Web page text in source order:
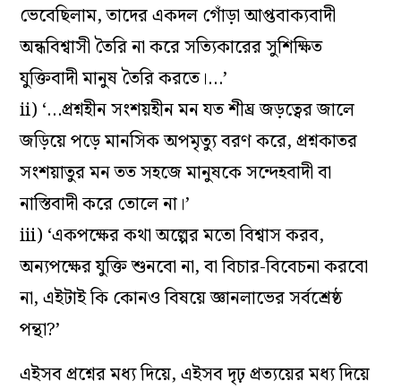
ভেবেছিলাম, তাদের একদল গোঁড়া আপ্তবাক‌্যবাদী
অন্ধবিশ্বাসী তৈরি না করে সত্যিকারের সুশিক্ষিত
যুক্তিবাদী মানুষ তৈরি করতে।…’
ii) ‘…প্রশ্নহীন সংশয়হীন মন যত শীঘ্র জড়ত্বের জালে
জড়িয়ে পড়ে মানসিক অপমৃত্যু বরণ করে, প্রশ্নকাতর
সংশয়াতুর মন তত সহজে মানুষকে সন্দেহবাদী বা
নাস্তিবাদী করে তোলে না।’
iii) ‘একপক্ষের কথা অল্পের মতো বিশ্বাস করব,
অন‌্যপক্ষের যুক্তি শুনবো না, বা বিচার-বিবেচনা করবো
না, এইটাই কি কোনও বিষয়ে জ্ঞানলাভের সর্বশ্রেষ্ঠ
পন্থা?’
এইসব প্রশ্নের মধ্য দিয়ে, এইসব দৃঢ় প্রত‌্যয়ের মধ্য দিয়ে